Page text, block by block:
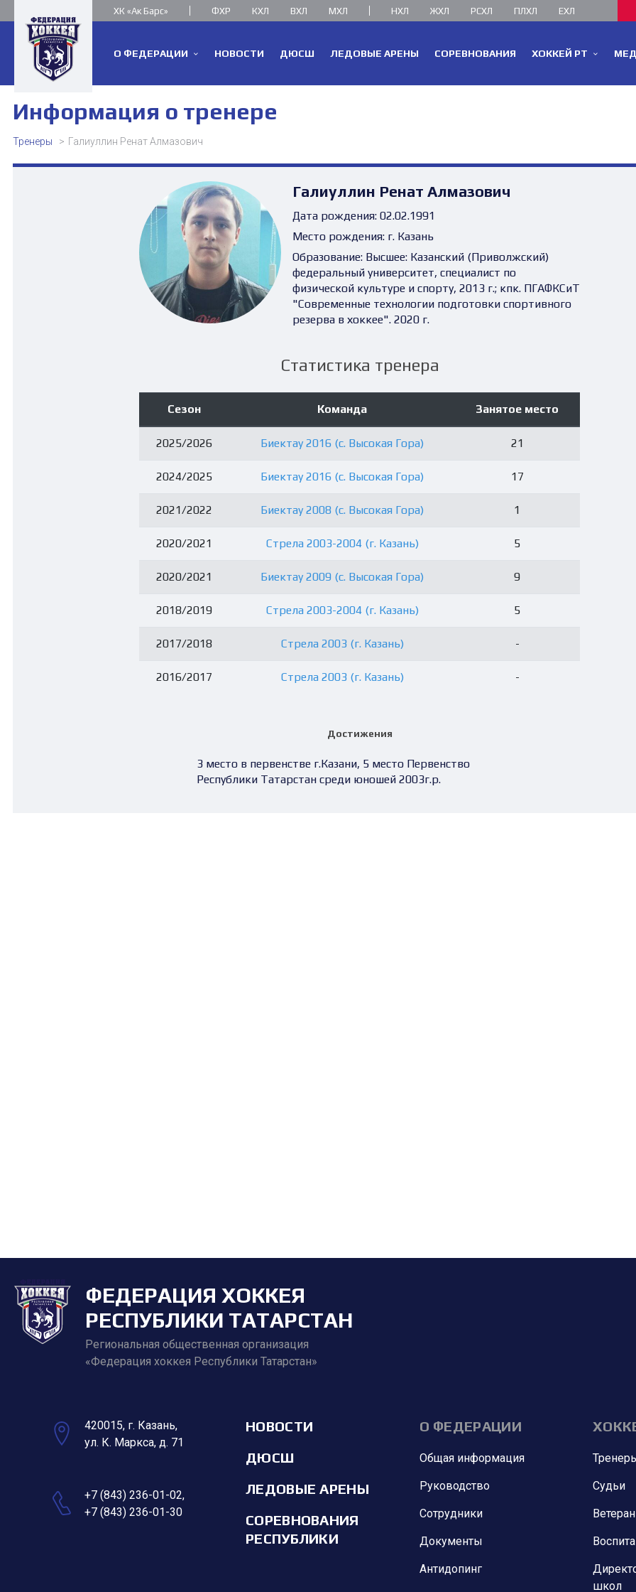
ХК «Ак Барс» ФХР КХЛ ВХЛ МХЛ НХЛ ЖХЛ РСХЛ ПЛХЛ ЕХЛ
О ФЕДЕРАЦИИ НОВОСТИ ДЮСШ ЛЕДОВЫЕ АРЕНЫ СОРЕВНОВАНИЯ ХОККЕЙ РТ
Информация о тренере
Тренеры Галиуллин Ренат Алмазович
Галиуллин Ренат Алмазович
Дата рождения:02.02.1991
Место рождения:г. Казань
Образование:Высшее: Казанский (Приволжский)
федеральный университет, специалист по
физической культуре и спорту, 2013 г.; кпк. ПГАФКСиТ
"Современные технологии подготовки спортивного
резерва в хоккее". 2020 г.
Статистика тренера
Сезон Команда Занятое место
2025/2026 Биектау 2016 (с. Высокая Гора) 21
2024/2025 Биектау 2016 (с. Высокая Гора) 17
2021/2022 Биектау 2008 (с. Высокая Гора) 1
2020/2021 Стрела 2003-2004 (г. Казань) 5
2020/2021 Биектау 2009 (с. Высокая Гора) 9
2018/2019 Стрела 2003-2004 (г. Казань) 5
2017/2018 Стрела 2003 (г. Казань) -
2016/2017 Стрела 2003 (г. Казань) -
Достижения
3 место в первенстве г.Казани, 5 место Первенство
Республики Татарстан среди юношей 2003г.р.
ФЕДЕРАЦИЯ ХОККЕЯ
РЕСПУБЛИКИ ТАТАРСТАН
Региональная общественная организация
«Федерация хоккея Республики Татарстан»
420015, г. Казань,
ул. К. Маркса, д. 71
+7 (843) 236-01-02,
+7 (843) 236-01-30
НОВОСТИ
ДЮСШ
ЛЕДОВЫЕ АРЕНЫ
СОРЕВНОВАНИЯ
РЕСПУБЛИКИ
О ФЕДЕРАЦИИ
Общая информация
Руководство
Сотрудники
Документы
Антидопинг
Судьи
школ